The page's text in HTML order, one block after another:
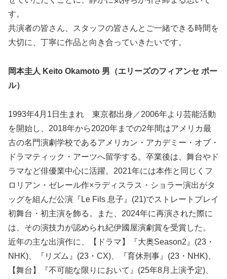
す。
共演者の皆さん、スタッフの皆さんとご一緒できる時間を
大切に、丁寧に作品と向き合っていきたいです。
岡本圭人 Keito Okamoto 男（エリーズのフィアンセ ポー
ル）
1993年4月1日生まれ 東京都出身／2006年より芸能活動
を開始し、2018年から2020年までの2年間はアメリカ最
古の名門演劇学校であるアメリカン・アカデミー・オブ・
ドラマティック・アーツへ留学する。卒業後は、舞台やド
ラマなど俳優業中心に活躍。2021年には本作と同じくフ
ロリアン・ゼレール作×ラディスラス・ショラー演出がタ
ッグを組んだ公演『Le Fils 息子』(21)でストレートプレイ
初舞台・初主演を飾る。また、2024年に再演された際に
は、その演技力が認められ紀伊國屋演劇賞を受賞した。
近年の主な出演作に、【ドラマ】『大奥Season2』(23・
NHK)、『リズム』(23・CX)、『育休刑事』(23・NHK)、
【舞台】『不可能な限りにおいて』(25年8月上演予定)、